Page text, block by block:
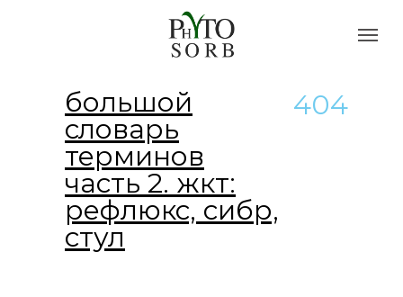
большой
словарь
терминов
часть 2. жкт:
рефлюкс, сибр,
стул
404